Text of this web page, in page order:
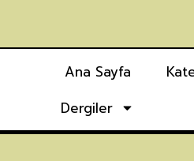
Ana Sayfa
Dergiler